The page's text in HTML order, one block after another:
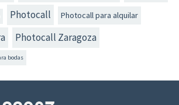
Photocall Photocall para alquilar
Photocall Zaragoza
bodas